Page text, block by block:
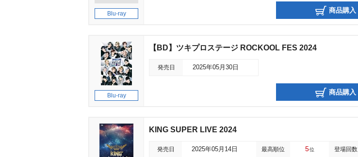
Blu-ray 商品購入
Blu-ray
【BD】ツキプロステージ ROCKOOL FES 2024
発売日 2025年05月30日
商品購入
KING SUPER LIVE 2024
発売日 2025年05月14日 最高順位 5位 登場回数